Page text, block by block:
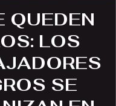
QUEDEN
LOS
SE